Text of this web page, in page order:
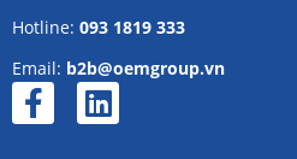
Hotline: 093 1819 333
Email: b2b@oemgroup.vn